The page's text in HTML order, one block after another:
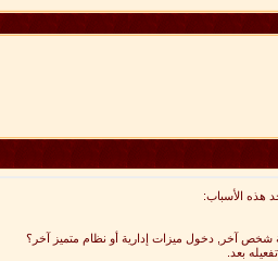
هذه الأسباب:
شخص آخر, دخول ميزات إدارية أو نظام متميز آخر؟
بعد.